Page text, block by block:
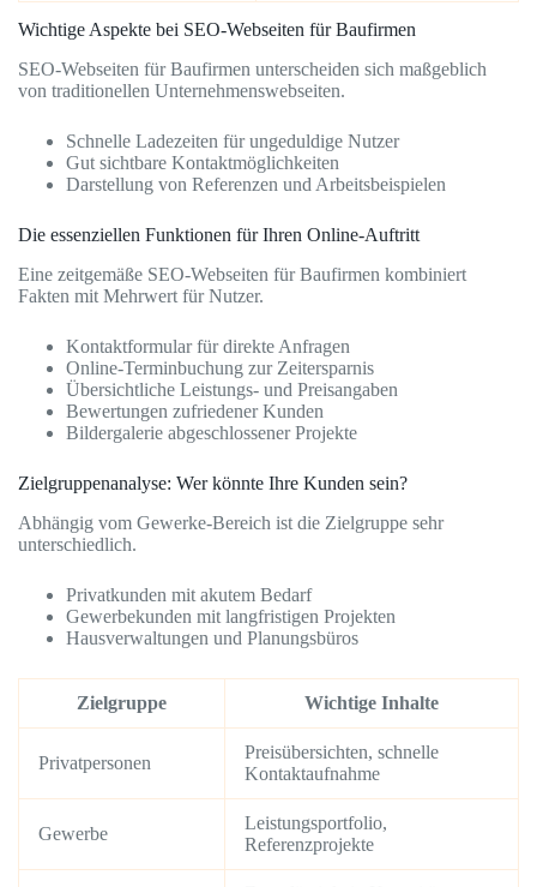
Wichtige Aspekte bei SEO-Webseiten für Baufirmen
SEO-Webseiten für Baufirmen unterscheiden sich maßgeblich
von traditionellen Unternehmenswebseiten.
Schnelle Ladezeiten für ungeduldige Nutzer
Gut sichtbare Kontaktmöglichkeiten
Darstellung von Referenzen und Arbeitsbeispielen
Die essenziellen Funktionen für Ihren Online-Auftritt
Eine zeitgemäße SEO-Webseiten für Baufirmen kombiniert
Fakten mit Mehrwert für Nutzer.
Kontaktformular für direkte Anfragen
Online-Terminbuchung zur Zeitersparnis
Übersichtliche Leistungs- und Preisangaben
Bewertungen zufriedener Kunden
Bildergalerie abgeschlossener Projekte
Zielgruppenanalyse: Wer könnte Ihre Kunden sein?
Abhängig vom Gewerke-Bereich ist die Zielgruppe sehr
unterschiedlich.
Privatkunden mit akutem Bedarf
Gewerbekunden mit langfristigen Projekten
Hausverwaltungen und Planungsbüros
Zielgruppe Wichtige Inhalte
Privatpersonen
Preisübersichten, schnelle
Kontaktaufnahme
Gewerbe
Leistungsportfolio,
Referenzprojekte